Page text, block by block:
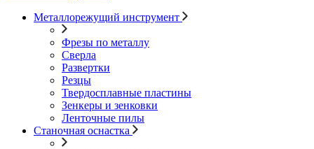
Металлорежущий инструмент
Фрезы по металлу
Сверла
Развертки
Резцы
Твердосплавные пластины
Зенкеры и зенковки
Ленточные пилы
Станочная оснастка